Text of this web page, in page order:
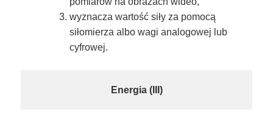
wyznacza wartość siły za pomocą
siłomierza albo wagi analogowej lub
cyfrowej.
Energia (III)